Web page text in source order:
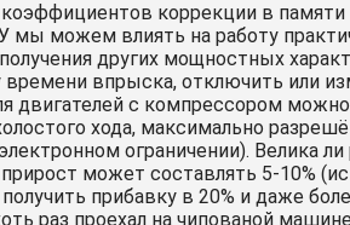
коррекции в
можем влиять на работу
других мощностных
времени впрыска, отключить или
двигателей с компрессором
хода, максимально
ограничении). Велика
может составлять 5-10%
прибавку в 20% и даже
раз проехал на чипованой